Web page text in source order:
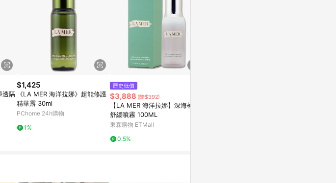
透隔
$1,425
《LA MER 海洋拉娜》超能修護
精華露 30ml
PChome 24h購物
1%
歷史低價
$3,888 (降$392)
【LA MER 海洋拉娜】深海極效
舒緩噴霧 100ML
東森購物 ETMall
0.5%